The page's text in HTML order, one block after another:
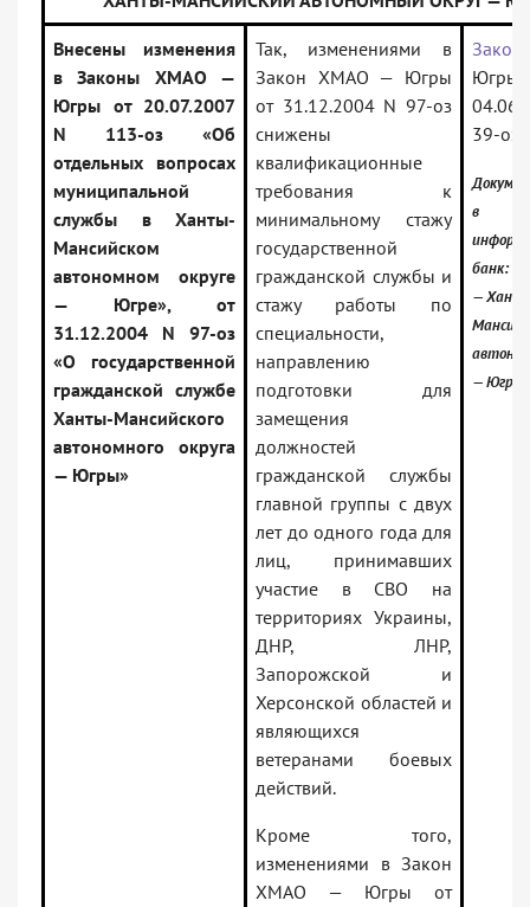
Внесены изменения
в Законы ХМАО —
Югры от 20.07.2007
N 113-оз «Об
отдельных вопросах
муниципальной
службы в Ханты-
Мансийском
автономном округе
— Югре», от
31.12.2004 N 97-оз
«О государственной
гражданской службе
Ханты-Мансийского
автономного округа
— Югры»
Так, изменениями в
Закон ХМАО — Югры
от 31.12.2004 N 97-оз
снижены
квалификационные
требования к
минимальному стажу
государственной
гражданской службы и
стажу работы по
специальности,
направлению
подготовки для
замещения
должностей
гражданской службы
главной группы с двух
лет до одного года для
лиц, принимавших
участие в СВО на
территориях Украины,
ДНР, ЛНР,
Запорожской и
Херсонской областей и
являющихся
ветеранами боевых
действий.
Кроме того,
изменениями в Закон
ХМАО — Югры от
Закон
Югры
39-оз
в
банк:
—
— Югра